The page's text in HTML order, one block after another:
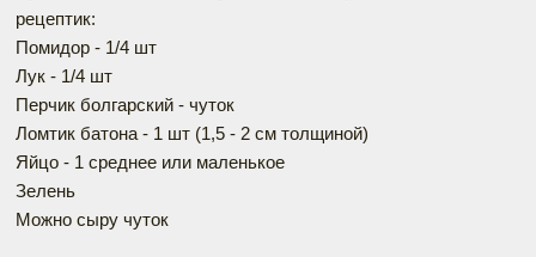
рецептик:
Помидор - 1/4 шт
Лук - 1/4 шт
Перчик болгарский - чуток
Ломтик батона - 1 шт (1,5 - 2 см толщиной)
Яйцо - 1 среднее или маленькое
Зелень
Можно сыру чуток